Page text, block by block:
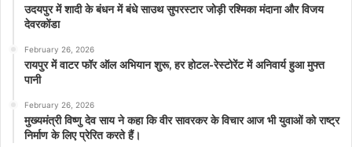
उदयपुर में शादी के बंधन में बंधे साउथ सुपरस्टार जोड़ी रश्मिका मंदाना और विजय
देवरकोंडा
February 26, 2026
रायपुर में वाटर फॉर ऑल अभियान शुरू, हर होटल-रेस्टोरेंट में अनिवार्य हुआ मुफ्त
पानी
February 26, 2026
मुख्यमंत्री विष्णु देव साय ने कहा कि वीर सावरकर के विचार आज भी युवाओं को राष्ट्र
निर्माण के लिए प्रेरित करते हैं।